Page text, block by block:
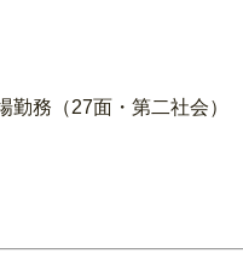
務（27面・第二社会）